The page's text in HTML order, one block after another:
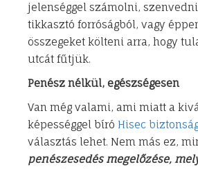
jelenséggel számolni,
tikkasztó forróságból, vagy
összegeket költeni arra, hogy
utcát fűtjük.
Penész nélkül, egészségesen
Van még valami, ami miatt a
képességgel bíró Hisec
választás lehet. Nem más ez,
penészesedés megelőzése,